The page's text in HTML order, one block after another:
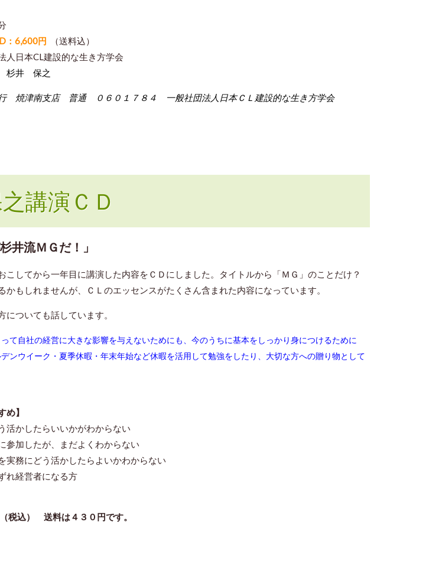
：6,600円
（送料込）
人日本CL建設的な生き方学会
杉井 保之
焼津南支店 普通 ０６０１７８４ 一般社団法人日本ＣＬ建設的な生き方学会
講演ＣＤ
流ＭＧだ！」
こしてから一年目に講演した内容をＣＤにしました。タイトルから「ＭＧ」のことだけ？
かもしれませんが、ＣＬのエッセンスがたくさん含まれた内容になっています。
についても話しています。
て自社の経営に大きな影響を与えないためにも、 今のうちに基本をしっかり身につけるために
ンウイーク・夏季休暇・ 年末年始など休暇を活用して勉強をしたり、大切な方への贈り物として
め】
活かしたらいいかがわからない
参加したが、まだよくわからない
実務にどう活かしたらよいかわからない
れ経営者になる方
税込） 送料は４３０円です。